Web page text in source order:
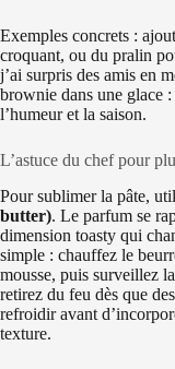
Exemples concrets :
croquant, ou du pralin
j’ai surpris des amis en
brownie dans une glace
l’humeur et la saison.
L’astuce du chef pour
Pour sublimer la pâte,
butter). Le parfum se
dimension toasty qui
simple : chauffez le
mousse, puis surveillez
retirez du feu dès que
refroidir avant
texture.